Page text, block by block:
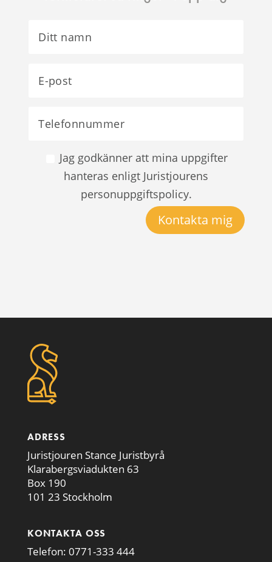
Jag godkänner att mina uppgifter
hanteras enligt Juristjourens
personuppgiftspolicy.
Kontakta mig
ADRESS
Juristjouren Stance Juristbyrå
Klarabergsviadukten 63
Box 190
101 23 Stockholm
KONTAKTA OSS
Telefon: 0771-333 444